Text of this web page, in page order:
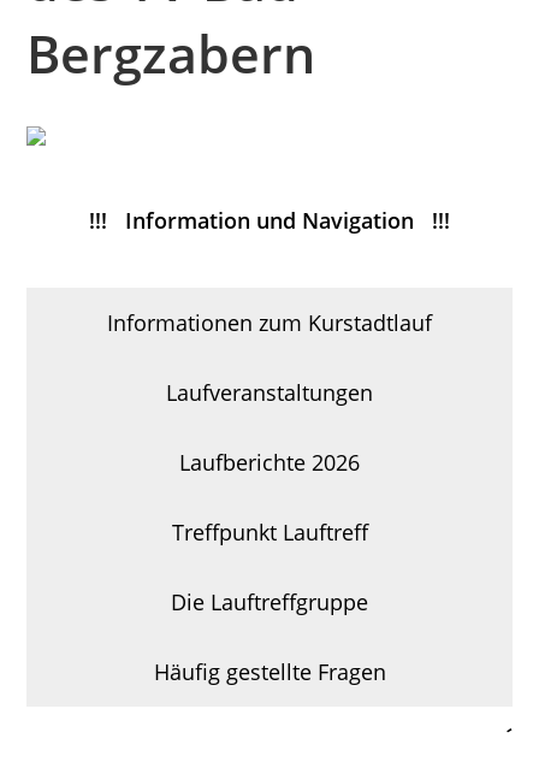
Bergzabern
!!! Information und Navigation !!!
Informationen zum Kurstadtlauf
Laufveranstaltungen
Laufberichte 2026
Treffpunkt Lauftreff
Die Lauftreffgruppe
Häufig gestellte Fragen